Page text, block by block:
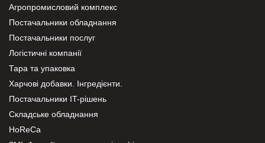
Агропромисловий комплекс
Постачальники обладнання
Постачальники послуг
Логістичні компанії
Тара та упаковка
Харчові добавки. Інгредієнти.
Постачальники IT-рішень
Складське обладнання
HoReCa